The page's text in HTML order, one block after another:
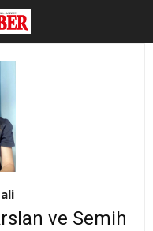
ve Semih